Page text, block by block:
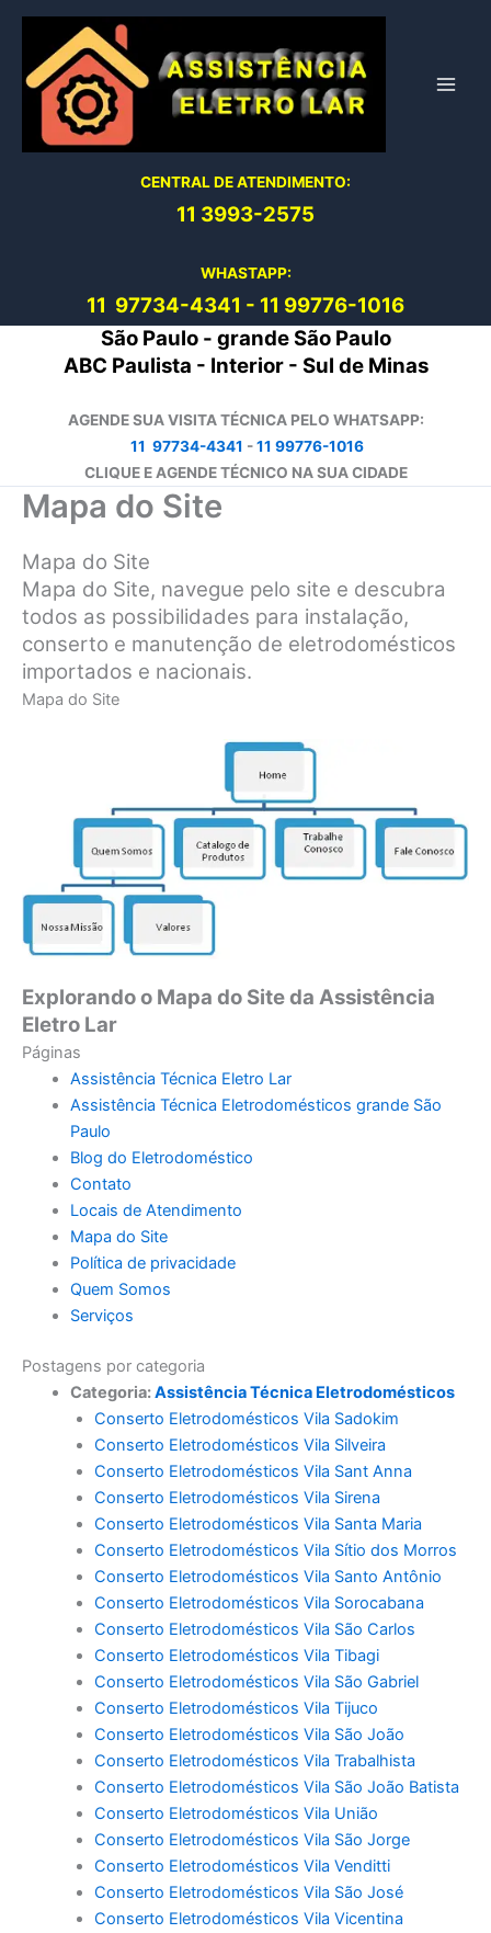
conteúdo
CENTRAL DE ATENDIMENTO:
11 3993-2575
WHASTAPP:
11 97734-4341 - 11 99776-1016
São Paulo - grande São Paulo
ABC Paulista - Interior - Sul de Minas
AGENDE SUA VISITA TÉCNICA PELO WHATSAPP:
11 97734-4341 -11 99776-1016
CLIQUE E AGENDE TÉCNICO NA SUA CIDADE
Mapa do Site
Mapa do Site
Mapa do Site, navegue pelo site e descubra
todos as possibilidades para instalação,
conserto e manutenção de eletrodomésticos
importados e nacionais.
Mapa do Site
Explorando o Mapa do Site da Assistência
Eletro Lar
Páginas
Assistência Técnica Eletro Lar
Assistência Técnica Eletrodomésticos grande São
Paulo
Blog do Eletrodoméstico
Contato
Locais de Atendimento
Mapa do Site
Política de privacidade
Quem Somos
Serviços
Postagens por categoria
Categoria:Assistência Técnica Eletrodomésticos
Conserto Eletrodomésticos Vila Sadokim
Conserto Eletrodomésticos Vila Silveira
Conserto Eletrodomésticos Vila Sant Anna
Conserto Eletrodomésticos Vila Sirena
Conserto Eletrodomésticos Vila Santa Maria
Conserto Eletrodomésticos Vila Sítio dos Morros
Conserto Eletrodomésticos Vila Santo Antônio
Conserto Eletrodomésticos Vila Sorocabana
Conserto Eletrodomésticos Vila São Carlos
Conserto Eletrodomésticos Vila Tibagi
Conserto Eletrodomésticos Vila São Gabriel
Conserto Eletrodomésticos Vila Tijuco
Conserto Eletrodomésticos Vila São João
Conserto Eletrodomésticos Vila Trabalhista
Conserto Eletrodomésticos Vila São João Batista
Conserto Eletrodomésticos Vila União
Conserto Eletrodomésticos Vila São Jorge
Conserto Eletrodomésticos Vila Venditti
Conserto Eletrodomésticos Vila São José
Conserto Eletrodomésticos Vila Vicentina